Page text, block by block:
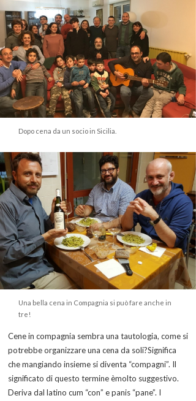
Dopo cena da un socio in Sicilia.
Una bella cena in Compagnia si può fare anche in
tre!
Cene in compagnia sembra una tautologia, come si
potrebbe organizzare una cena da soli?Significa
che mangiando insieme si diventa “compagni”. Il
significato di questo termine èmolto suggestivo.
Deriva dal latino cum “con” e panis “pane”. I